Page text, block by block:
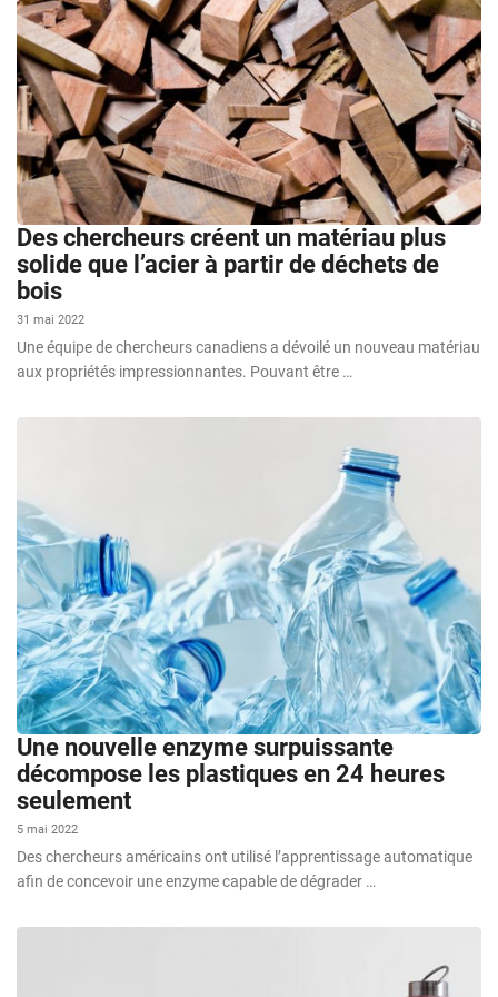
Des chercheurs créent un matériau plus
solide que l’acier à partir de déchets de
bois
31 mai 2022
Une équipe de chercheurs canadiens a dévoilé un nouveau matériau
aux propriétés impressionnantes. Pouvant être …
Une nouvelle enzyme surpuissante
décompose les plastiques en 24 heures
seulement
5 mai 2022
Des chercheurs américains ont utilisé l’apprentissage automatique
afin de concevoir une enzyme capable de dégrader …